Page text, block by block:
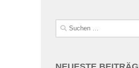
Suchen
nach: